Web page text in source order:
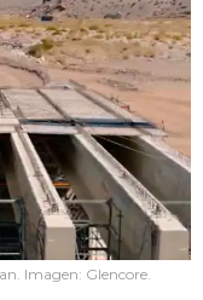
Imagen: Glencore.